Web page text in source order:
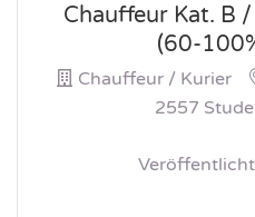
Chauffeur Kat. B
(60-
Chauffeur / Kurier
2557